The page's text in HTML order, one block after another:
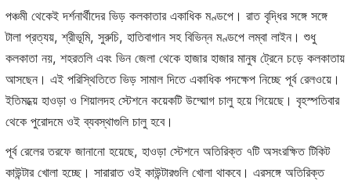
পঞ্চমী থেকেই দর্শনার্থীদের ভিড় কলকাতার একাধিক মণ্ডপে। রাত বৃদ্ধির সঙ্গে সঙ্গে
টালা প্রত্যয়, শ্রীভূমি, সুরুচি, হাতিবাগান সহ বিভিন্ন মণ্ডপে লম্বা লাইন। শুধু
কলকাতা নয়, শহরতলি এবং ভিন জেলা থেকে হাজার হাজার মানুষ ট্রেনে চড়ে কলকাতায়
আসছেন। এই পরিস্থিতিতে ভিড় সামাল দিতে একাধিক পদক্ষেপ নিচ্ছে পূর্ব রেলওয়ে।
ইতিমধ্য়ে হাওড়া ও শিয়ালদহ স্টেশনে কয়েকটি উদ্য়োগ চালু হয়ে গিয়েছে। বৃহস্পতিবার
থেকে পুরোদমে ওই ব্যবস্থাগুলি চালু হবে।
পূর্ব রেলের তরফে জানানো হয়েছে, হাওড়া স্টেশনে অতিরিক্ত ৭টি অসংরক্ষিত টিকিট
কাউন্টার খোলা হচ্ছে। সারারাত ওই কাউন্টারগুলি খোলা থাকবে। এরসঙ্গে অতিরিক্ত